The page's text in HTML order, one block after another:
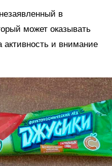
в
может оказывать
активность и внимание